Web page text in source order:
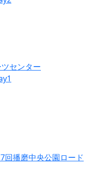
センター
回播磨中央公園ロード